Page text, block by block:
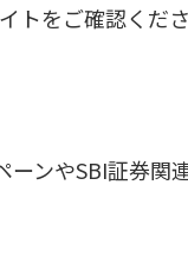
トをご確認くださ
ンやSBI証券関連